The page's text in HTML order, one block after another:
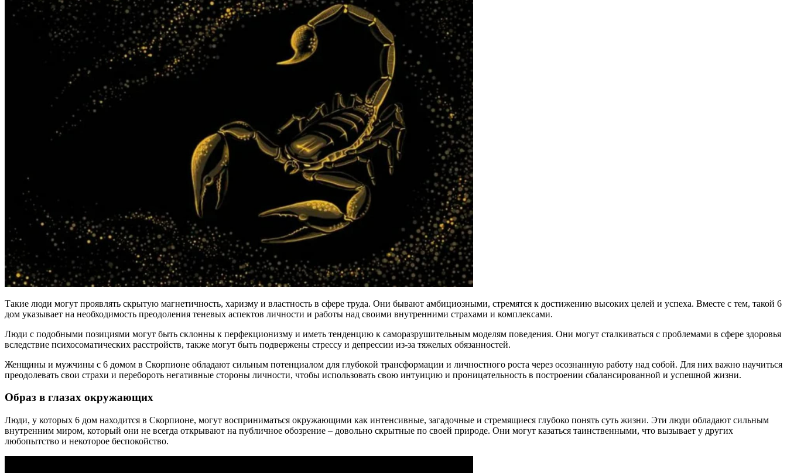
Такие люди могут проявлять скрытую магнетичность, харизму и властность в сфере труда. Они бывают амбициозными, стремятся к достижению высоких целей и успеха. Вместе с тем, такой 6
дом указывает на необходимость преодоления теневых аспектов личности и работы над своими внутренними страхами и комплексами.
Люди с подобными позициями могут быть склонны к перфекционизму и иметь тенденцию к саморазрушительным моделям поведения. Они могут сталкиваться с проблемами в сфере здоровья
вследствие психосоматических расстройств, также могут быть подвержены стрессу и депрессии из-за тяжелых обязанностей.
Женщины и мужчины с 6 домом в Скорпионе обладают сильным потенциалом для глубокой трансформации и личностного роста через осознанную работу над собой. Для них важно научиться
преодолевать свои страхи и перебороть негативные стороны личности, чтобы использовать свою интуицию и проницательность в построении сбалансированной и успешной жизни.
Образ в глазах окружающих
Люди, у которых 6 дом находится в Скорпионе, могут восприниматься окружающими как интенсивные, загадочные и стремящиеся глубоко понять суть жизни. Эти люди обладают сильным
внутренним миром, который они не всегда открывают на публичное обозрение – довольно скрытные по своей природе. Они могут казаться таинственными, что вызывает у других
любопытство и некоторое беспокойство.